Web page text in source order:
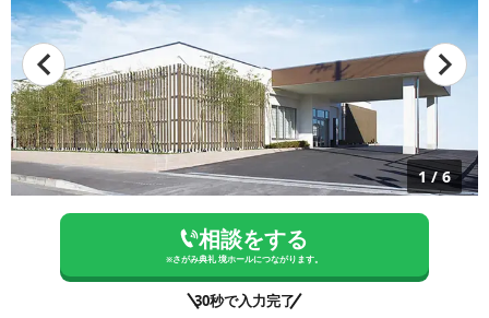
1/6
相談をする
※さがみ典礼 境ホールにつながります。
30秒で入力完了